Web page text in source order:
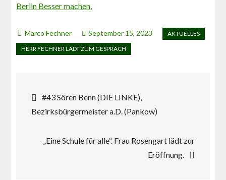
Berlin Besser machen,
September 15, 2023
Beitragsnavigation
#43 Sören Benn (DIE LINKE),
Bezirksbürgermeister a.D. (Pankow)
„Eine Schule für alle“. Frau Rosengart lädt zur
Eröffnung.